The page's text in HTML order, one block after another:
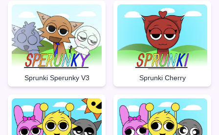
Sprunki Sperunky V3 Sprunki Cherry